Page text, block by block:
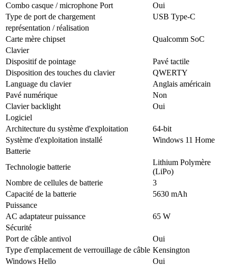
Combo casque / microphone Port
Oui
Type de port de chargement
USB Type-C
représentation / réalisation
Carte mère chipset
Qualcomm SoC
Clavier
Dispositif de pointage
Pavé tactile
Disposition des touches du clavier
QWERTY
Language du clavier
Anglais américain
Pavé numérique
Non
Clavier backlight
Oui
Logiciel
Architecture du système d'exploitation
64-bit
Système d'exploitation installé
Windows 11 Home
Batterie
Technologie batterie
Lithium Polymère
(LiPo)
Nombre de cellules de batterie
3
Capacité de la batterie
5630 mAh
Puissance
AC adaptateur puissance
65 W
Sécurité
Port de câble antivol
Oui
Type d'emplacement de verrouillage de câble Kensington
Windows Hello
Oui